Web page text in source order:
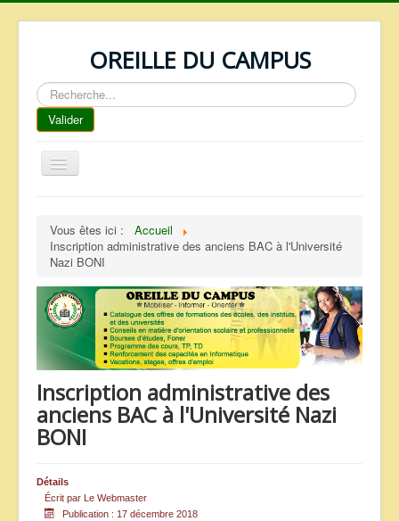
OREILLE DU CAMPUS
Rechercher
Valider
Basculer
la
REPERTOIRE
QUI SOMMES NOUS ?
NOS SERVICES
FAQ
CONTACTS
TELECHARGEMENTS
ANNONCES
Vous êtes ici :
Accueil
Inscription administrative des anciens BAC à l'Université
Nazi BONI
Inscription administrative des
anciens BAC à l'Université Nazi
BONI
Détails
Écrit par Le Webmaster
Publication : 17 décembre 2018